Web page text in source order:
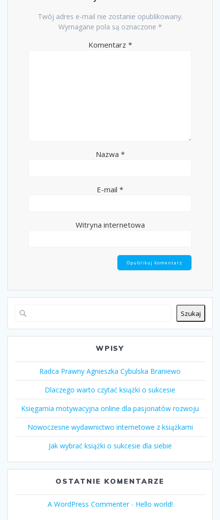
Twój adres e-mail nie zostanie opublikowany.
Wymagane pola są oznaczone *
Komentarz *
Nazwa *
E-mail *
Witryna internetowa
Szukaj
WPISY
Radca Prawny Agnieszka Cybulska Braniewo
Dlaczego warto czytać książki o sukcesie
Księgarnia motywacyjna online dla pasjonatów rozwoju
Nowoczesne wydawnictwo internetowe z książkami
Jak wybrać książki o sukcesie dla siebie
OSTATNIE KOMENTARZE
A WordPress Commenter- Hello world!